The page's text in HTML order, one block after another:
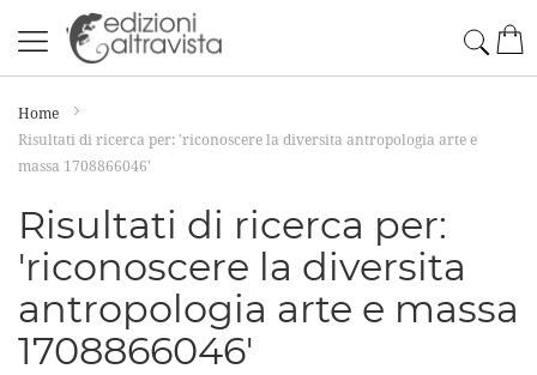
al
contenuto
Home
Risultati di ricerca per: 'riconoscere la diversita antropologia arte e
massa 1708866046'
Risultati di ricerca per:
'riconoscere la diversita
antropologia arte e massa
1708866046'